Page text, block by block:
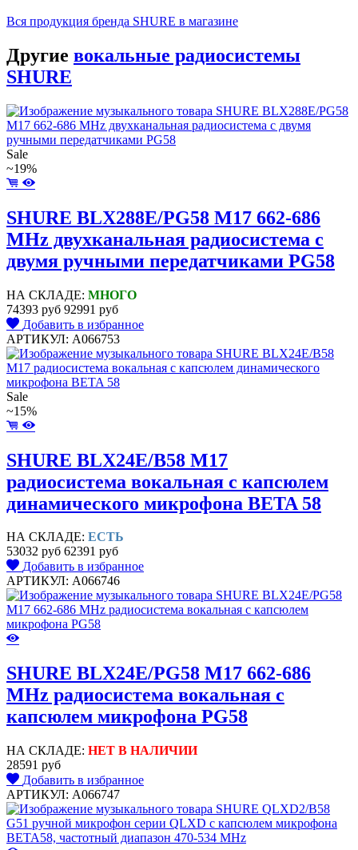
Вся продукция бренда SHURE в магазине
Другие вокальные радиосистемы
SHURE
Sale
~19%
SHURE BLX288E/PG58 M17 662-686
MHz двухканальная радиосистема с
двумя ручными передатчиками PG58
НА СКЛАДЕ: МНОГО
74393 руб 92991 руб
Добавить в избранное
АРТИКУЛ: A066753
Sale
~15%
SHURE BLX24E/B58 M17
радиосистема вокальная с капсюлем
динамического микрофона BETA 58
НА СКЛАДЕ: ЕСТЬ
53032 руб 62391 руб
Добавить в избранное
АРТИКУЛ: A066746
SHURE BLX24E/PG58 M17 662-686
MHz радиосистема вокальная с
капсюлем микрофона PG58
НА СКЛАДЕ: НЕТ В НАЛИЧИИ
28591 руб
Добавить в избранное
АРТИКУЛ: A066747